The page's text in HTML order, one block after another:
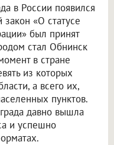
в России появился
«О статусе
был принят
стал Обнинск
в стране
из которых
а всего их,
пунктов.
давно вышла
и успешно